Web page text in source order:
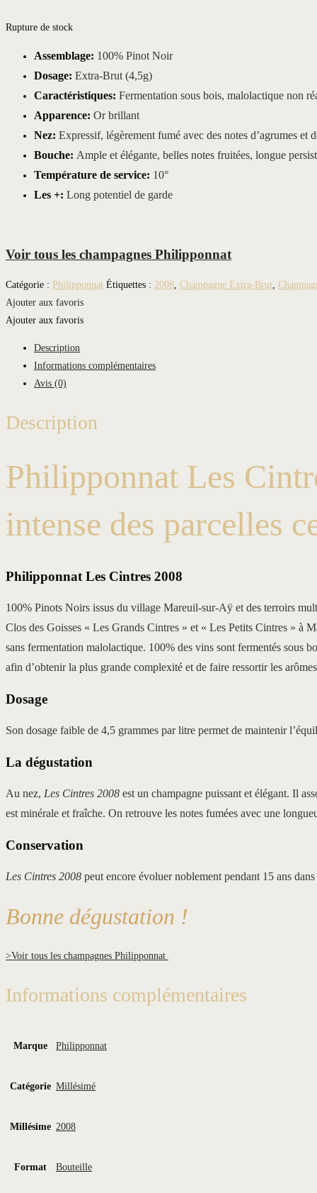
Rupture de stock
Assemblage: 100% Pinot Noir
Dosage: Extra-Brut (4,5g)
Caractéristiques: Fermentation sous bois, malolactique non
Apparence: Or brillant
Nez: Expressif, légèrement fumé avec des notes d’agrumes et
Bouche: Ample et élégante, belles notes fruitées, longue
Température de service: 10°
Les +: Long potentiel de garde
Voir tous les champagnes Philipponnat
Catégorie : Philipponnat Étiquettes : 2008 Champagne Extra-Brut
Ajouter aux favoris
Ajouter aux favoris
Description
Informations complémentaires
Avis (0)
Description
Philipponnat Les
intense des parcelles
Philipponnat Les Cintres 2008
100% Pinots Noirs issus du village Mareuil-sur-Aÿ et des terroirs
Clos des Goisses « Les Grands Cintres » et « Les Petits Cintres »
sans fermentation malolactique. 100% des vins sont fermentés sous
afin d’obtenir la plus grande complexité et de faire ressortir les
Dosage
Son dosage faible de 4,5 grammes par litre permet de maintenir
La dégustation
Au nez, Les Cintres 2008 est un champagne puissant et élégant. Il
est minérale et fraîche. On retrouve les notes fumées avec une
Conservation
Les Cintres 2008 peut encore évoluer noblement pendant 15 ans
Bonne dégustation !
>Voir tous les champagnes Philipponnat
Informations complémentaires
Marque Philipponnat
Catégorie Millésimé
Millésime 2008
Format Bouteille